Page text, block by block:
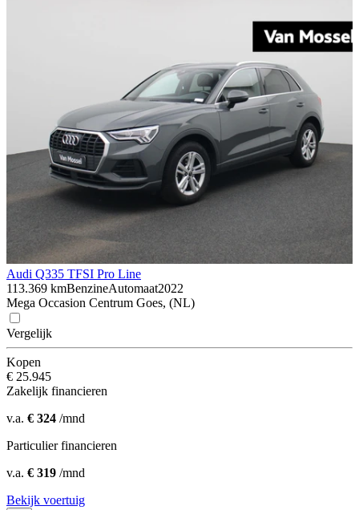
Audi Q335 TFSI Pro Line
113.369 kmBenzineAutomaat2022
Mega Occasion Centrum Goes, (NL)
Vergelijk
Kopen
€ 25.945
Zakelijk financieren
v.a. € 324 /mnd
Particulier financieren
v.a. € 319 /mnd
Bekijk voertuig